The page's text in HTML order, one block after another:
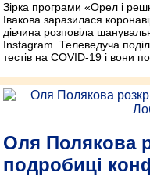
Зірка програми «Орел і
Івакова заразилася
дівчина розповіла
Instagram. Телеведуча
тестів на COVID-19 і вони
Оля Полякова
подробиці